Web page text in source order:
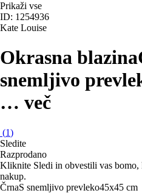
Prikaži vse
ID: 1254936
Kate Louise
Okrasna blazina
snemljivo
… več
(1)
Sledite
Razprodano
Kliknite Sledi in obvestili vas bomo,
nakup.
ČrnaS snemljivo prevleko45x45 cm